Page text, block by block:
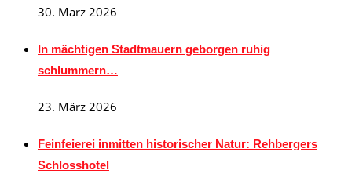
30. März 2026
In mächtigen Stadtmauern geborgen ruhig
schlummern…
23. März 2026
Feinfeierei inmitten historischer Natur: Rehbergers
Schlosshotel